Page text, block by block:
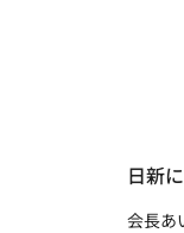
日新
会長あ